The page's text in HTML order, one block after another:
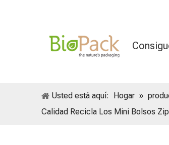
Usted está aquí: Hogar »
Calidad Recicla Los Mini Bolsos